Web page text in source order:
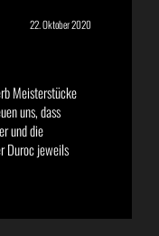
22. Oktober 2020
Meisterstücke
uns, dass
und die
Duroc jeweils